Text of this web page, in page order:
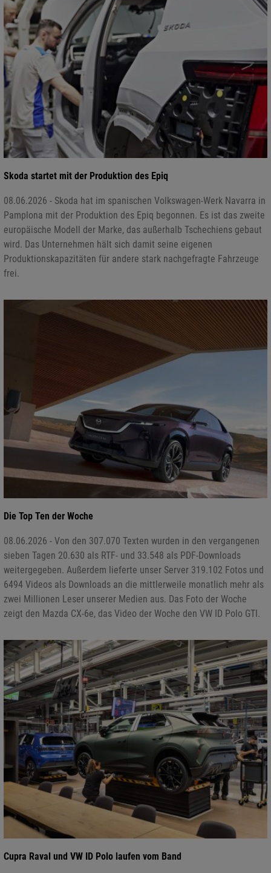
Skoda startet mit der Produktion des Epiq
08.06.2026 - Skoda hat im spanischen Volkswagen-Werk Navarra in
Pamplona mit der Produktion des Epiq begonnen. Es ist das zweite
europäische Modell der Marke, das außerhalb Tschechiens gebaut
wird. Das Unternehmen hält sich damit seine eigenen
Produktionskapazitäten für andere stark nachgefragte Fahrzeuge
frei.
Die Top Ten der Woche
08.06.2026 - Von den 307.070 Texten wurden in den vergangenen
sieben Tagen 20.630 als RTF- und 33.548 als PDF-Downloads
weitergegeben. Außerdem lieferte unser Server 319.102 Fotos und
6494 Videos als Downloads an die mittlerweile monatlich mehr als
zwei Millionen Leser unserer Medien aus. Das Foto der Woche
zeigt den Mazda CX-6e, das Video der Woche den VW ID Polo GTI.
Cupra Raval und VW ID Polo laufen vom Band